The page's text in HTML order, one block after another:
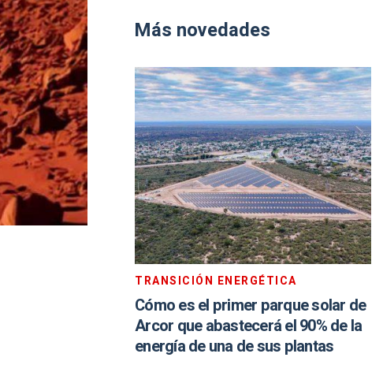
Más novedades
TRANSICIÓN ENERGÉTICA
Cómo es el primer parque solar de
Arcor que abastecerá el 90% de la
energía de una de sus plantas